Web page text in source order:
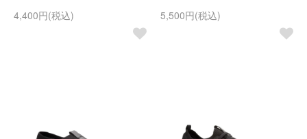
4,400円(税込)
5,500円(税込)